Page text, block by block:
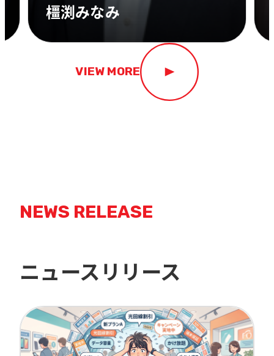
橿渕みなみ
VIEW MORE
NEWS RELEASE
ニュースリリース